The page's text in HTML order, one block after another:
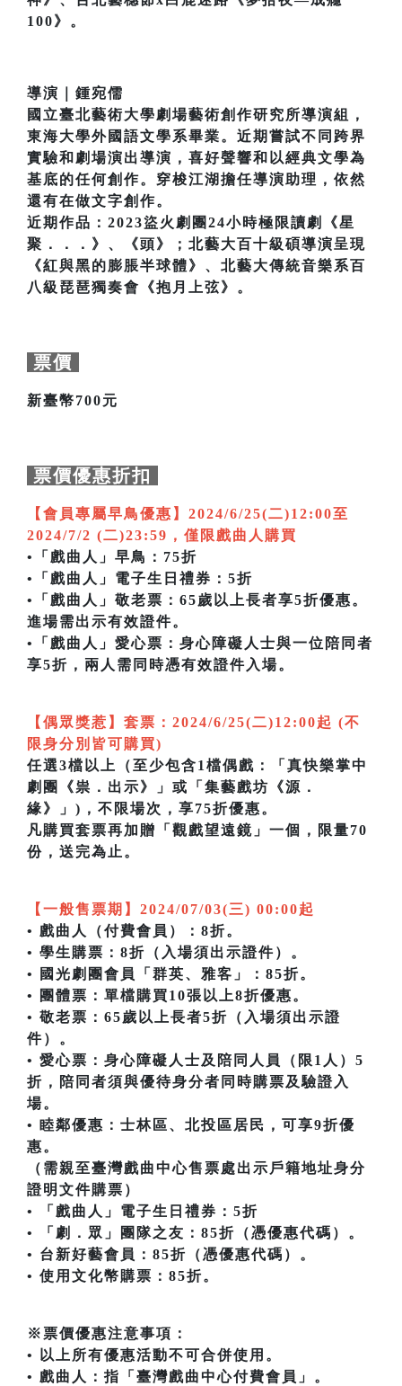
100》。
導演｜鍾宛儒
國立臺北藝術大學劇場藝術創作研究所導演組，
東海大學外國語文學系畢業。近期嘗試不同跨界
實驗和劇場演出導演，喜好聲響和以經典文學為
基底的任何創作。穿梭江湖擔任導演助理，依然
還有在做文字創作。
近期作品：2023盜火劇團24小時極限讀劇《星
聚．．．》、《頭》；北藝大百十級碩導演呈現
《紅與黑的膨脹半球體》、北藝大傳統音樂系百
八級琵琶獨奏會《抱月上弦》。
票價
新臺幣700元
票價優惠折扣
【會員專屬早鳥優惠】2024/6/25(二)12:00至
2024/7/2 (二)23:59，僅限戲曲人購買
•「戲曲人」早鳥：75折
•「戲曲人」電子生日禮券：5折
•「戲曲人」敬老票：65歲以上長者享5折優惠。
進場需出示有效證件。
•「戲曲人」愛心票：身心障礙人士與一位陪同者
享5折，兩人需同時憑有效證件入場。
【偶眾獎惹】套票：2024/6/25(二)12:00起 (不
限身分別皆可購買)
任選3檔以上（至少包含1檔偶戲：「真快樂掌中
劇團《祟．出示》」或「集藝戲坊《源．
緣》」)，不限場次，享75折優惠。
凡購買套票再加贈「觀戲望遠鏡」一個，限量70
份，送完為止。
【一般售票期】2024/07/03(三) 00:00起
• 戲曲人（付費會員）：8折。
• 學生購票：8折（入場須出示證件）。
• 國光劇團會員「群英、雅客」：85折。
• 團體票：單檔購買10張以上8折優惠。
• 敬老票：65歲以上長者5折（入場須出示證
件）。
• 愛心票：身心障礙人士及陪同人員（限1人）5
折，陪同者須與優待身分者同時購票及驗證入
場。
• 睦鄰優惠：士林區、北投區居民，可享9折優
惠。
（需親至臺灣戲曲中心售票處出示戶籍地址身分
證明文件購票）
• 「戲曲人」電子生日禮券：5折
• 「劇．眾」團隊之友：85折（憑優惠代碼）。
• 台新好藝會員：85折（憑優惠代碼）。
• 使用文化幣購票：85折。
※票價優惠注意事項：
• 以上所有優惠活動不可合併使用。
• 戲曲人：指「臺灣戲曲中心付費會員」。